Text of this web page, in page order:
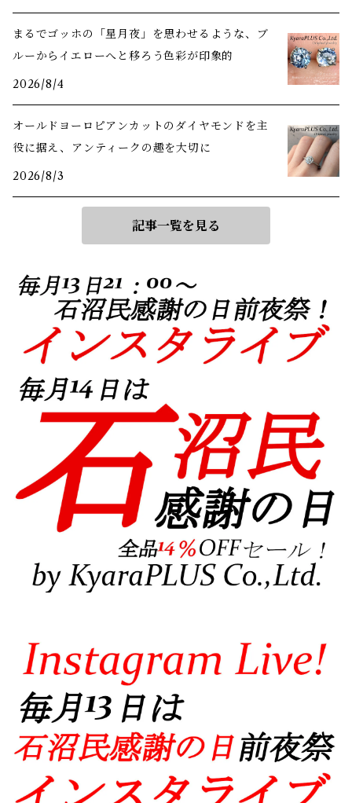
まるでゴッホの「星月夜」を思わせるような、ブ
ルーからイエローへと移ろう色彩が印象的
2026/8/4
オールドヨーロピアンカットのダイヤモンドを主
役に据え、アンティークの趣を大切に
2026/8/3
記事一覧を見る